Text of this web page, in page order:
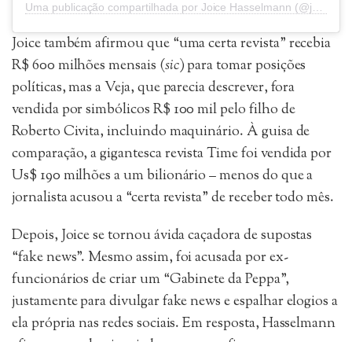
Uma publicação compartilhada por Joice Hasselmann (@joicehasselmannoficial)
Joice também afirmou que “uma certa revista” recebia
R$ 600 milhões mensais (sic) para tomar posições
políticas, mas a Veja, que parecia descrever, fora
vendida por simbólicos R$ 100 mil pelo filho de
Roberto Civita, incluindo maquinário. À guisa de
comparação, a gigantesca revista Time foi vendida por
Us$ 190 milhões a um bilionário – menos do que a
jornalista acusou a “certa revista” de receber todo mês.
Depois, Joice se tornou ávida caçadora de supostas
“fake news”. Mesmo assim, foi acusada por ex-
funcionários de criar um “Gabinete da Peppa”,
justamente para divulgar fake news e espalhar elogios a
ela própria nas redes sociais. Em resposta, Hasselmann